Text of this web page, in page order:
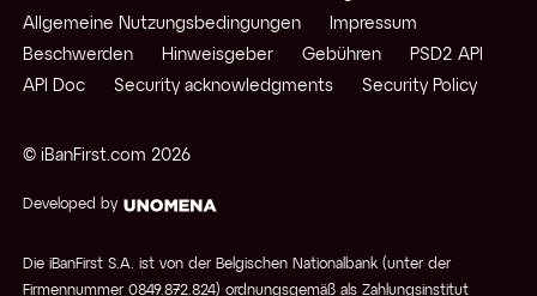
Pivotpunkte
Währung
© iBanFirst.com 2026
Developed by
Allgemeine Nutzungsbedingungen
Impressum
Beschwerden
Hinweisgeber Gebühren
PSD2 API
API Doc
Security acknowledgments Security Policy
Die iBanFirst S.A. ist von der Belgischen Nationalbank (unter der
Firmennummer 0849.872.824) ordnungsgemäß als Zahlungsinstitut